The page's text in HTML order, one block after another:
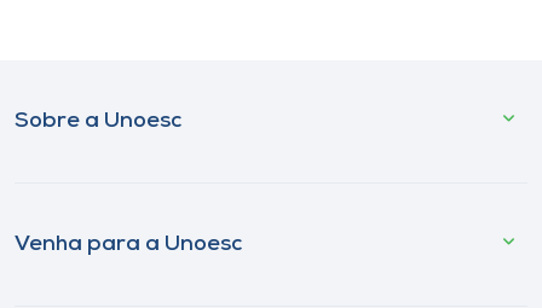
Sobre a Unoesc
Venha para a Unoesc